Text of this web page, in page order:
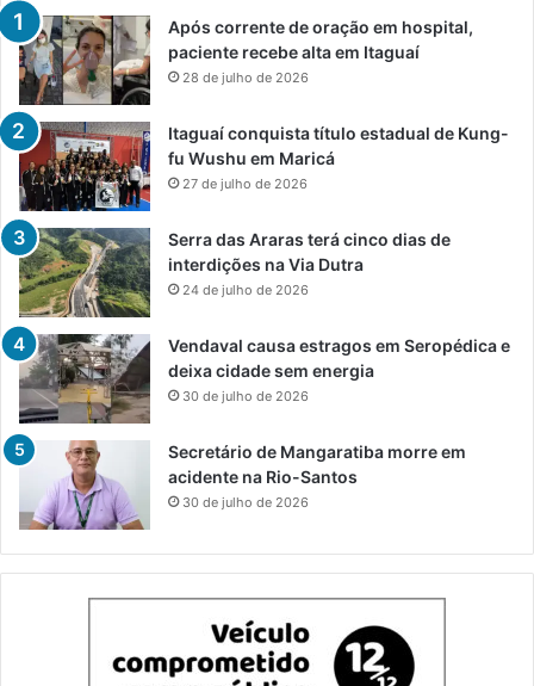
Após corrente de oração em hospital,
paciente recebe alta em Itaguaí
28 de julho de 2026
Itaguaí conquista título estadual de Kung-
fu Wushu em Maricá
27 de julho de 2026
Serra das Araras terá cinco dias de
interdições na Via Dutra
24 de julho de 2026
Vendaval causa estragos em Seropédica e
deixa cidade sem energia
30 de julho de 2026
Secretário de Mangaratiba morre em
acidente na Rio-Santos
30 de julho de 2026